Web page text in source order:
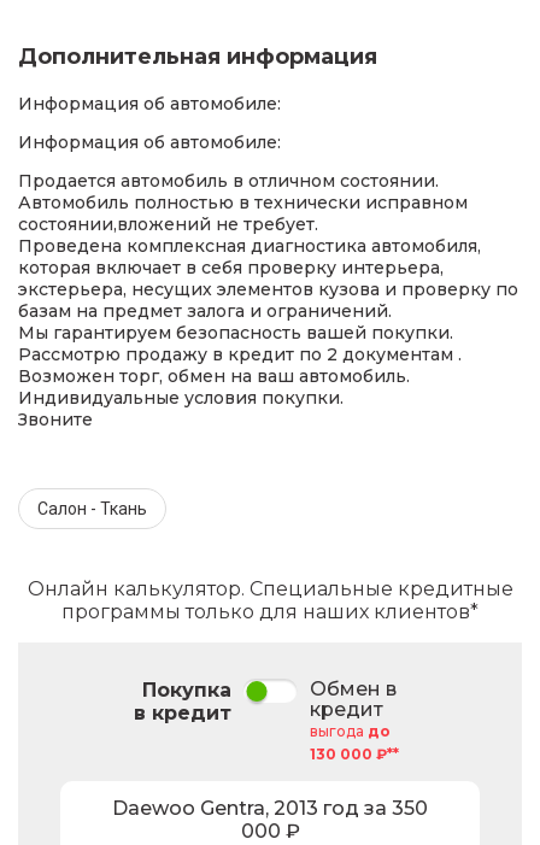
Дополнительная информация
Информация об автомобиле:
Информация об автомобиле:
Продается автомобиль в отличном состоянии.
Автомобиль полностью в технически исправном
состоянии,вложений не требует.
Проведена комплексная диагностика автомобиля,
которая включает в себя проверку интерьера,
экстерьера, несущих элементов кузова и проверку по
базам на предмет залога и ограничений.
Мы гарантируем безопасность вашей покупки.
Рассмотрю продажу в кредит по 2 документам .
Возможен торг, обмен на ваш автомобиль.
Индивидуальные условия покупки.
Звоните
Салон - Ткань
Онлайн калькулятор. Специальные кредитные
программы только для наших клиентов*
Покупка
в кредит
Обмен в
кредит
выгода до
130 000 ₽**
Daewoo Gentra, 2013 год за 350
000 ₽